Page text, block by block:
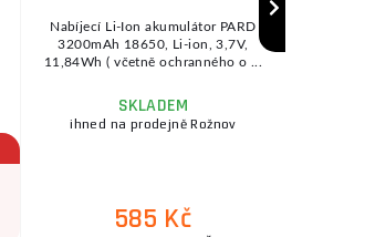
Nabíjecí Li-Ion akumulátor PARD
3200mAh 18650, Li-ion, 3,7V,
11,84Wh ( včetně ochranného o ...
SKLADEM
ihned na prodejně Rožnov
585 Kč